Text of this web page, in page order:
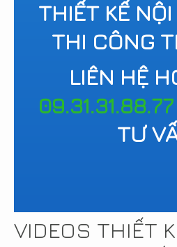
THIẾT KẾ
THI CÔNG
LIÊN HỆ
09.31.31.88.77
TƯ
VIDEOS THIẾT